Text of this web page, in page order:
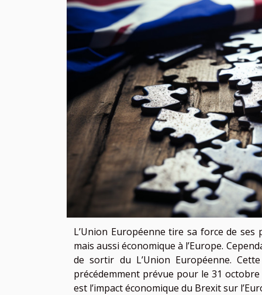
L’Union Européenne tire sa force de
mais aussi économique à l’Europe.
de sortir du L’Union Européenne.
précédemment prévue pour le 31
est l’impact économique du Brexit sur